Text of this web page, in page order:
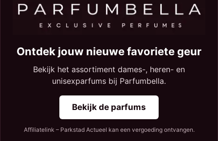
Ontdek jouw nieuwe favoriete geur
Bekijk het assortiment dames-, heren- en
unisexparfums bij Parfumbella.
Bekijk de parfums
Affiliatelink – Parkstad Actueel kan een vergoeding ontvangen.